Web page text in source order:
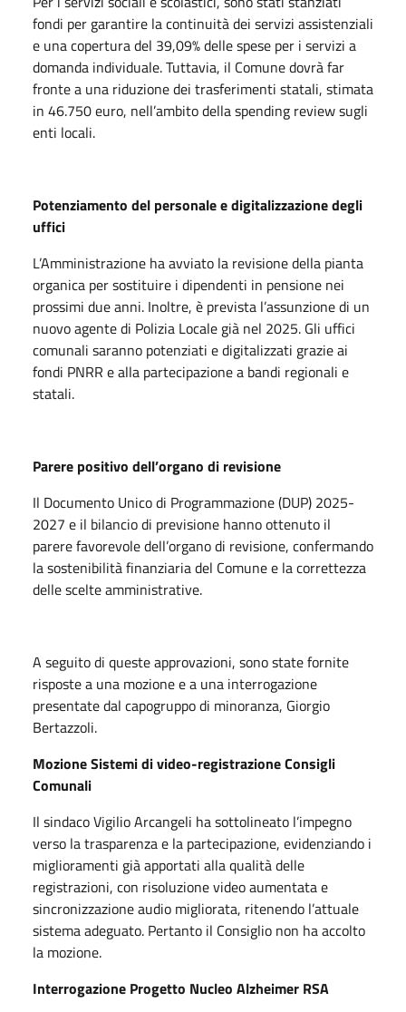
fondi per garantire la continuità dei servizi assistenziali
e una copertura del 39,09% delle spese per i servizi a
domanda individuale. Tuttavia, il Comune dovrà far
fronte a una riduzione dei trasferimenti statali, stimata
in 46.750 euro, nell’ambito della spending review sugli
enti locali.
Potenziamento del personale e digitalizzazione degli
uffici
L’Amministrazione ha avviato la revisione della pianta
organica per sostituire i dipendenti in pensione nei
prossimi due anni. Inoltre, è prevista l’assunzione di un
nuovo agente di Polizia Locale già nel 2025. Gli uffici
comunali saranno potenziati e digitalizzati grazie ai
fondi PNRR e alla partecipazione a bandi regionali e
statali.
Parere positivo dell’organo di revisione
Il Documento Unico di Programmazione (DUP) 2025-
2027 e il bilancio di previsione hanno ottenuto il
parere favorevole dell’organo di revisione, confermando
la sostenibilità finanziaria del Comune e la correttezza
delle scelte amministrative.
A seguito di queste approvazioni, sono state fornite
risposte a una mozione e a una interrogazione
presentate dal capogruppo di minoranza, Giorgio
Bertazzoli.
Mozione Sistemi di video-registrazione Consigli
Comunali
Il sindaco Vigilio Arcangeli ha sottolineato l’impegno
verso la trasparenza e la partecipazione, evidenziando i
miglioramenti già apportati alla qualità delle
registrazioni, con risoluzione video aumentata e
sincronizzazione audio migliorata, ritenendo l’attuale
sistema adeguato. Pertanto il Consiglio non ha accolto
la mozione.
Interrogazione Progetto Nucleo Alzheimer RSA